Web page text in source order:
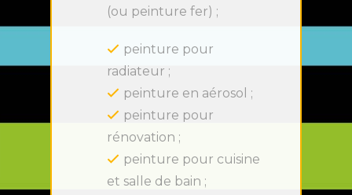
(ou peinture fer) ;
peinture pour
radiateur ;
peinture en aérosol ;
peinture pour
rénovation ;
peinture pour cuisine
et salle de bain ;